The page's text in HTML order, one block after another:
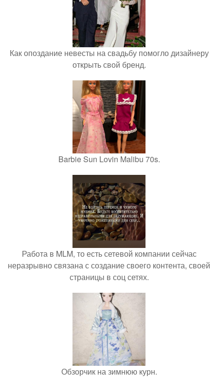
Как опоздание невесты на свадьбу помогло дизайнеру
открыть свой бренд.
Barbie Sun Lovin Malibu 70s.
Работа в MLM, то есть сетевой компании сейчас
неразрывно связана с создание своего контента, своей
страницы в соц сетях.
Обзорчик на зимнюю курн.